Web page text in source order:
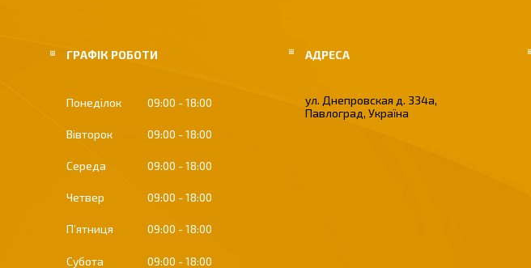
ГРАФІК РОБОТИ
Понеділок 09:00 18:00
Вівторок 09:00 18:00
Середа 09:00 18:00
Четвер 09:00 18:00
Пʼятниця 09:00 18:00
Субота 09:00 18:00
ул. Днепровская д. 334а,
Павлоград, Україна